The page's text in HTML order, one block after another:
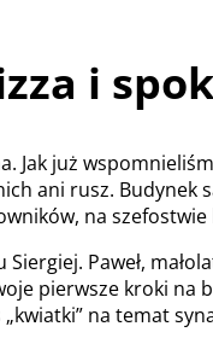
i
już
ani rusz.
na
Paweł,
pierwsze kroki na
na temat